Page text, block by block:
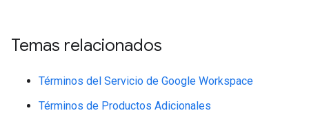
Temas relacionados
Términos del Servicio de Google Workspace
Términos de Productos Adicionales